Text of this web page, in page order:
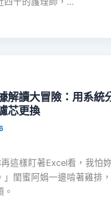
解讀大冒險：用系統
芯更換
再這樣盯著Excel看，我怕
」閨蜜阿娟一邊啃著雞排